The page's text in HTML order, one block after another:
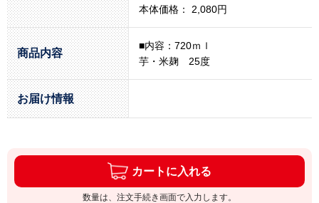
本体価格： 2,080円
商品内容
■内容：720ｍｌ
芋・米麹 25度
お届け情報
カートに入れる
数量は、注文手続き画面で入力します。